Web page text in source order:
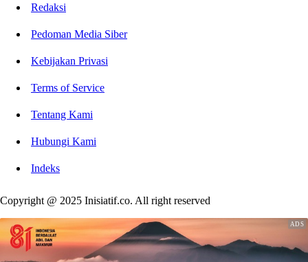
Redaksi
Pedoman Media Siber
Kebijakan Privasi
Terms of Service
Tentang Kami
Hubungi Kami
Indeks
Copyright @ 2025 Inisiatif.co. All right reserved